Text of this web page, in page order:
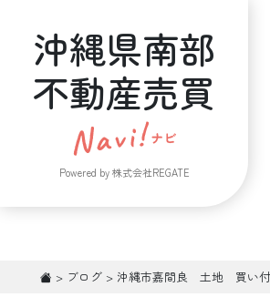
沖縄県南部
不動産売買
Powered by 株式会社REGATE
> ブログ > 沖縄市嘉間良 土地 買い付